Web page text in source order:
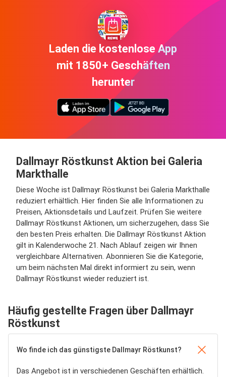
Laden die kostenlose App
mit 1850+ Geschäften
herunter
Dallmayr Röstkunst Aktion bei Galeria
Markthalle
Diese Woche ist Dallmayr Röstkunst bei Galeria Markthalle
reduziert erhältlich. Hier finden Sie alle Informationen zu
Preisen, Aktionsdetails und Laufzeit. Prüfen Sie weitere
Dallmayr Röstkunst Aktionen, um sicherzugehen, dass Sie
den besten Preis erhalten. Die Dallmayr Röstkunst Aktion
gilt in Kalenderwoche 21. Nach Ablauf zeigen wir Ihnen
vergleichbare Alternativen. Abonnieren Sie die Kategorie,
um beim nächsten Mal direkt informiert zu sein, wenn
Dallmayr Röstkunst wieder reduziert ist.
Häufig gestellte Fragen über Dallmayr
Röstkunst
Wo finde ich das günstigste Dallmayr Röstkunst?
Das Angebot ist in verschiedenen Geschäften erhältlich.